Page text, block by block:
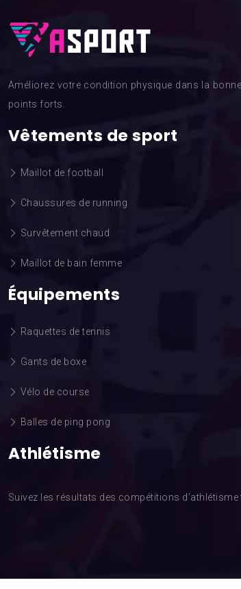
Améliorez votre condition physique dans la
points forts.
Vêtements de sport
Maillot de football
Chaussures de running
Survêtement chaud
Maillot de bain femme
Équipements
Raquettes de tennis
Gants de boxe
Vélo de course
Balles de ping pong
Athlétisme
Suivez les résultats des compétitions